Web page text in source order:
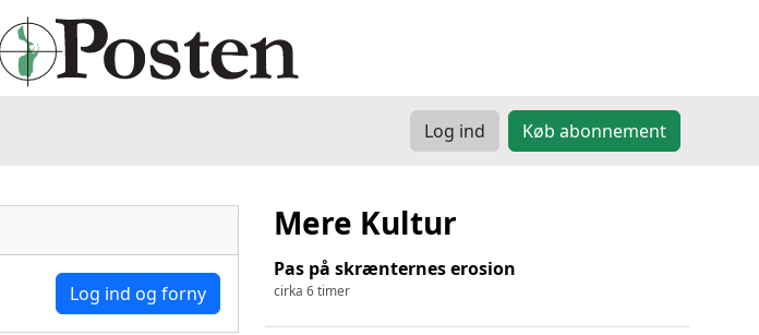
Log ind Køb abonnement
Log ind og forny
Mere Kultur
Pas på skrænternes erosion
cirka 6 timer